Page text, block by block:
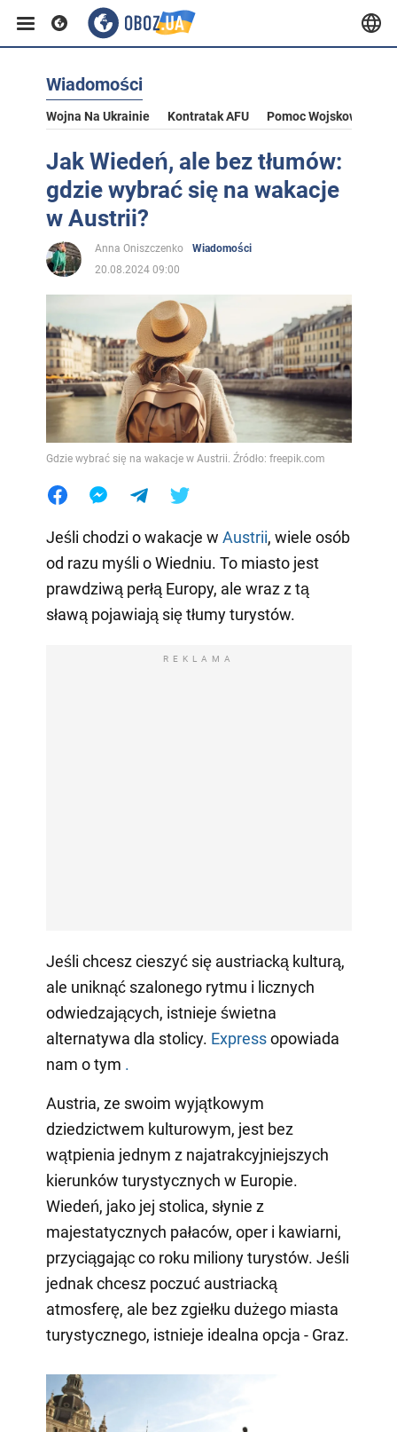
Wiadomości
Wojna Na Ukrainie Kontratak AFU Pomoc Wojskowa Dla
Jak Wiedeń, ale bez tłumów:
gdzie wybrać się na wakacje
w Austrii?
Anna Oniszczenko
Wiadomości
20.08.2024 09:00
Gdzie wybrać się na wakacje w Austrii. Źródło: freepik.com
Jeśli chodzi o wakacje w Austrii, wiele osób
od razu myśli o Wiedniu. To miasto jest
prawdziwą perłą Europy, ale wraz z tą
sławą pojawiają się tłumy turystów.
REKLAMA
Jeśli chcesz cieszyć się austriacką kulturą,
ale uniknąć szalonego rytmu i licznych
odwiedzających, istnieje świetna
alternatywa dla stolicy. Expressopowiada
nam o tym .
Austria, ze swoim wyjątkowym
dziedzictwem kulturowym, jest bez
wątpienia jednym z najatrakcyjniejszych
kierunków turystycznych w Europie.
Wiedeń, jako jej stolica, słynie z
majestatycznych pałaców, oper i kawiarni,
przyciągając co roku miliony turystów. Jeśli
jednak chcesz poczuć austriacką
atmosferę, ale bez zgiełku dużego miasta
turystycznego, istnieje idealna opcja - Graz.